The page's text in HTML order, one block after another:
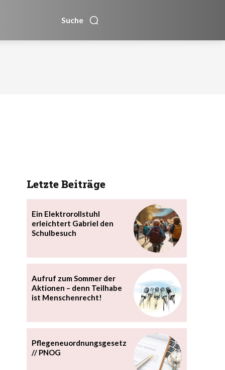
Suche
Letzte Beiträge
Ein Elektrorollstuhl
erleichtert Gabriel den
Schulbesuch
Aufruf zum Sommer der
Aktionen – denn Teilhabe
ist Menschenrecht!
Pflegeneuordnungsgesetz
// PNOG